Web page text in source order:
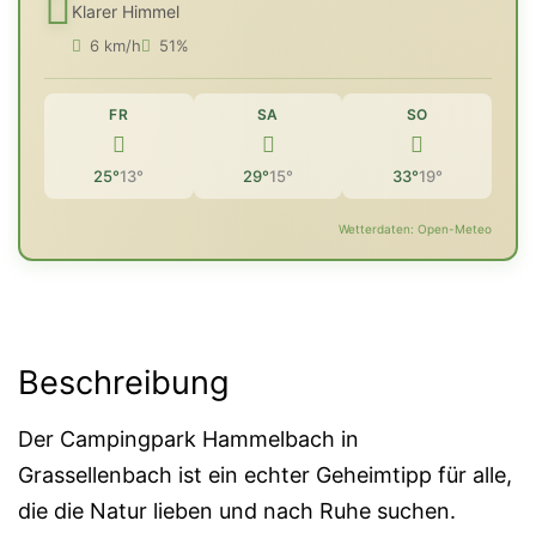
Klarer Himmel
6 km/h 51%
FR
25°13°
SA
29°15°
SO
33°19°
Wetterdaten: Open-Meteo
Beschreibung
Der Campingpark Hammelbach in
Grassellenbach ist ein echter Geheimtipp für alle,
die die Natur lieben und nach Ruhe suchen.